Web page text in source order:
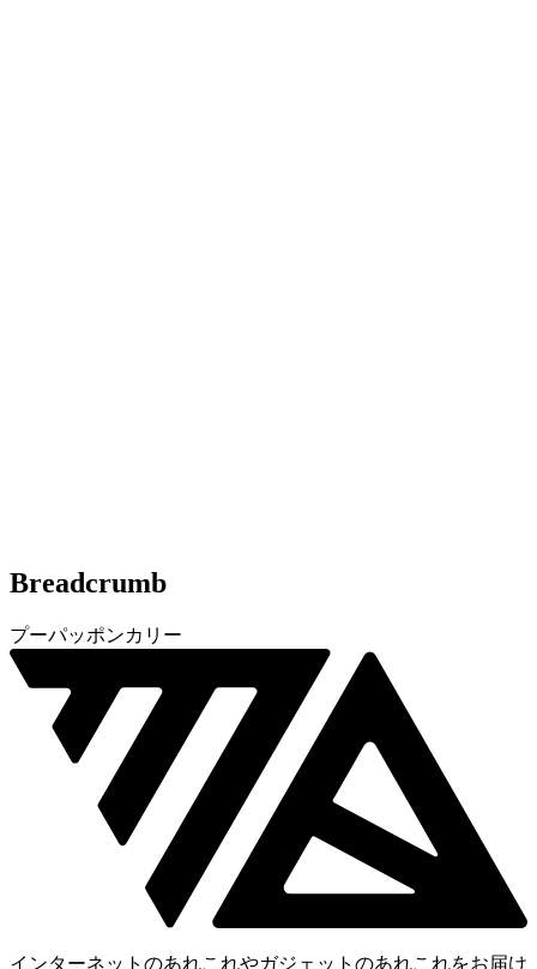
Breadcrumb
プーパッポンカリー
インターネットのあれこれやガジェットのあれこれをお届け